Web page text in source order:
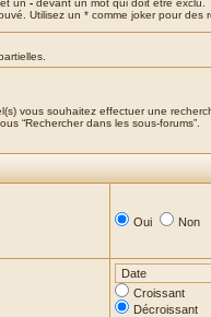
un - devant un mot qui doit être exclu.
Utilisez un * comme joker pour des
vous souhaitez effectuer une
“Rechercher dans les sous-forums”.
Oui Non
Croissant
Décroissant